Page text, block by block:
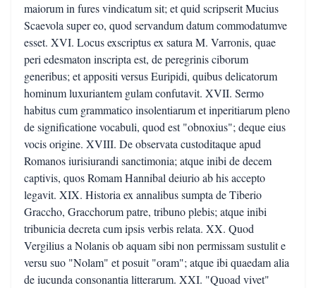
maiorum in fures vindicatum sit; et quid scripserit Mucius
Scaevola super eo, quod servandum datum commodatumve
esset. XVI. Locus exscriptus ex satura M. Varronis, quae
peri edesmaton inscripta est, de peregrinis ciborum
generibus; et appositi versus Euripidi, quibus delicatorum
hominum luxuriantem gulam confutavit. XVII. Sermo
habitus cum grammatico insolentiarum et inperitiarum pleno
de significatione vocabuli, quod est "obnoxius"; deque eius
vocis origine. XVIII. De observata custoditaque apud
Romanos iurisiurandi sanctimonia; atque inibi de decem
captivis, quos Romam Hannibal deiurio ab his accepto
legavit. XIX. Historia ex annalibus sumpta de Tiberio
Graccho, Gracchorum patre, tribuno plebis; atque inibi
tribunicia decreta cum ipsis verbis relata. XX. Quod
Vergilius a Nolanis ob aquam sibi non permissam sustulit e
versu suo "Nolam" et posuit "oram"; atque ibi quaedam alia
de iucunda consonantia litterarum. XXI. "Quoad vivet"